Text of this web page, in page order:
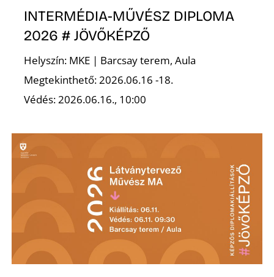
INTERMÉDIA-MŰVÉSZ DIPLOMA
2026 # JÖVŐKÉPZŐ
Helyszín: MKE | Barcsay terem, Aula
Megtekinthető: 2026.06.16 -18.
Védés: 2026.06.16., 10:00